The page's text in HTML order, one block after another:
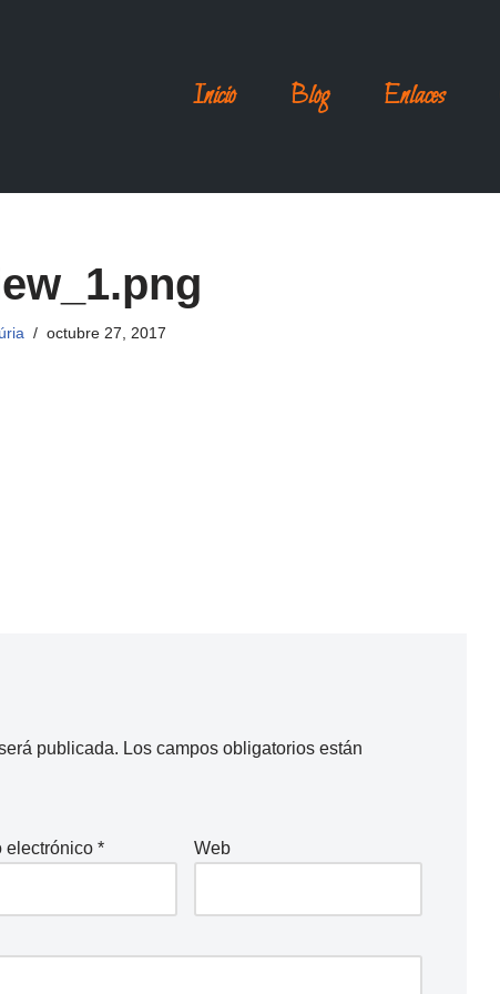
Inicio Blog Enlaces
octubre 27, 2017
publicada. Los campos obligatorios están
electrónico * Web